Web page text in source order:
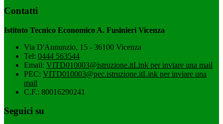
Contatti
Istituto Tecnico Economico A. Fusinieri Vicenza
Via D'Annunzio, 15 - 36100 Vicenza
Tel: 0444 563544
Email: VITD010003@istruzione.itLink per inviare una mail
PEC: VITD010003@pec.istruzione.itLink per inviare una
mail
C.F.: 80016290241
Seguici su